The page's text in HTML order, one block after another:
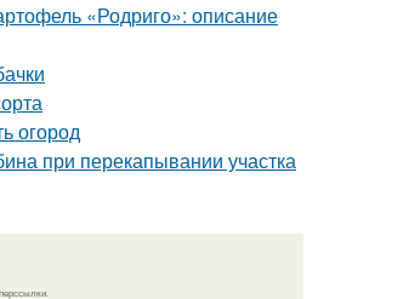
«Родриго»: описание
огород
при перекапывании участка